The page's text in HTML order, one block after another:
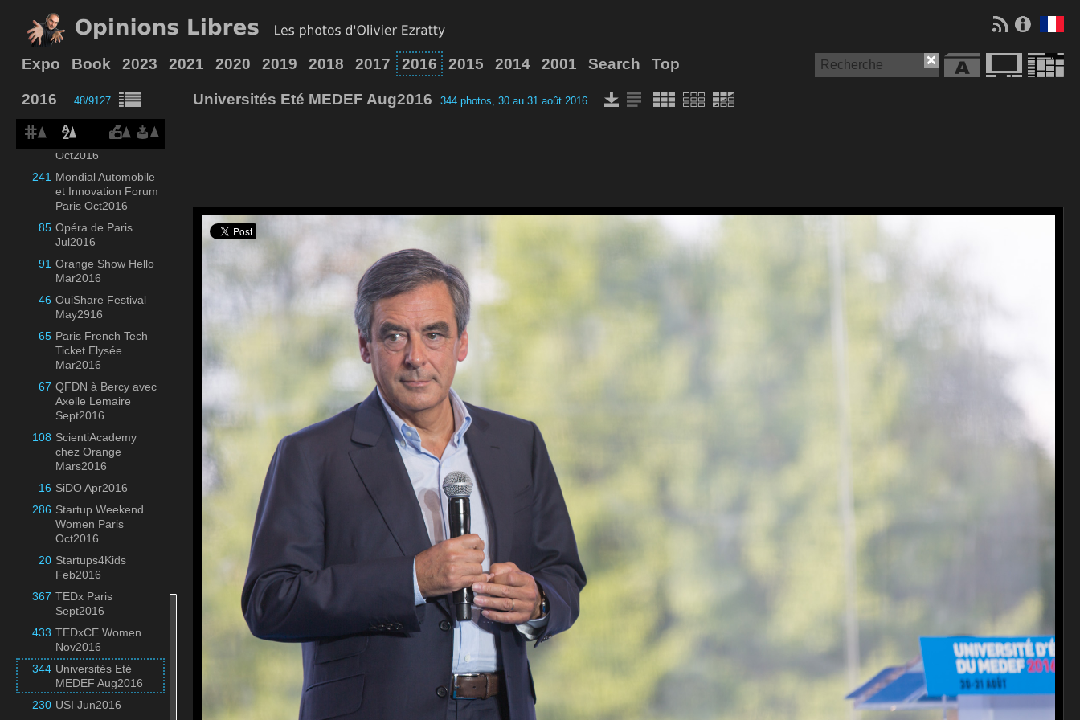
Expo Book 2023 2021 2020 2019 2018 2017 2016 2015 2014 2001 Search Top
2016 48/9127
Excellencia
Oct2016
Normande Nov2016
Meilleur Dev de
France Mar2016
110
Microsoft
Experiences Paris
Oct2016
241 Mondial Automobile
et Innovation Forum
Paris Oct2016
85 Opéra de Paris
Jul2016
91 Orange Show Hello
Mar2016
46 OuiShare Festival
May2916
65 Paris French Tech
Ticket Elysée
Mar2016
67 QFDN à Bercy avec
Axelle Lemaire
Sept2016
108 ScientiAcademy
chez Orange
Mars2016
16 SiDO Apr2016
286 Startup Weekend
Women Paris
Oct2016
20 Startups4Kids
Feb2016
367 TEDx Paris
Sept2016
433 TEDxCE Women
Nov2016
344 Universités Eté
MEDEF Aug2016
230 USI Jun2016
Universités Eté MEDEF Aug2016 344 photos, 30 au 31 août 2016